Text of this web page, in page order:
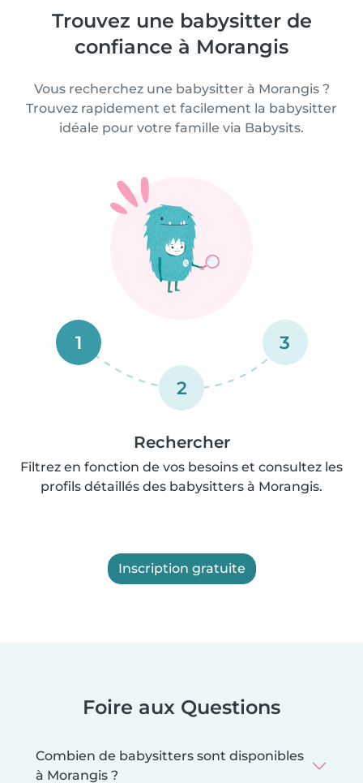
Trouvez une babysitter de
confiance à Morangis
Vous recherchez une babysitter à Morangis ?
Trouvez rapidement et facilement la babysitter
idéale pour votre famille via Babysits.
1
2
3
Rechercher
Filtrez en fonction de vos besoins et consultez les
profils détaillés des babysitters à Morangis.
Inscription gratuite
Foire aux Questions
Combien de babysitters sont disponibles
à Morangis ?